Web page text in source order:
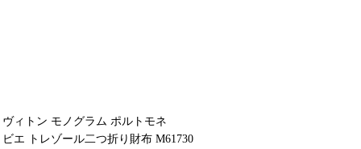
ヴィトン モノグラム ポルトモネ
ビエ トレゾール二つ折り財布 M61730